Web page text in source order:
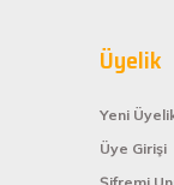
alışveriş
ömürlü
Kolay
Üyelik
Yeni
Üye Girişi